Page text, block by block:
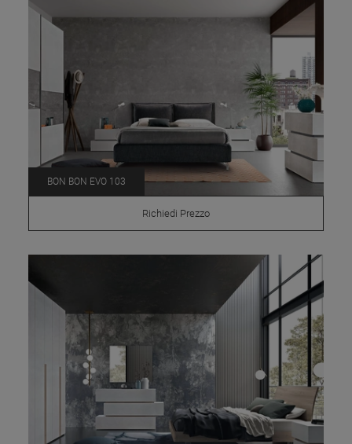
BON BON EVO 103
Richiedi Prezzo